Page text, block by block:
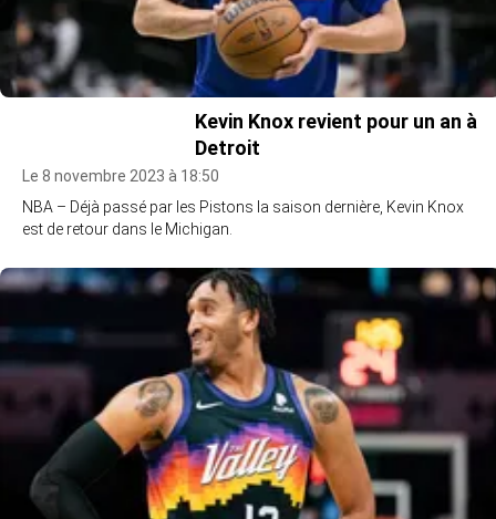
Kevin Knox revient pour un an à
Detroit
Le 8 novembre 2023 à 18:50
NBA – Déjà passé par les Pistons la saison dernière, Kevin Knox
est de retour dans le Michigan.